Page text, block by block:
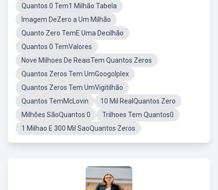
Quantos 0 Tem1 Milhão Tabela
Imagem DeZero a Um Milhão
Quanto Zero TemE Uma Decilhão
Quantos 0 TemValores
Nove Milhoes De ReaisTem Quantos Zeros
Quantos Zeros Tem UmGoogolplex
Quantos Zeros Tem UmVigitilhão
Quantos TemMcLovin
10 Mil RealQuantos Zero
Milhões SãoQuantos 0
Trilhoes Tem Quantos0
1 Milhao E 300 Mil SaoQuantos Zeros